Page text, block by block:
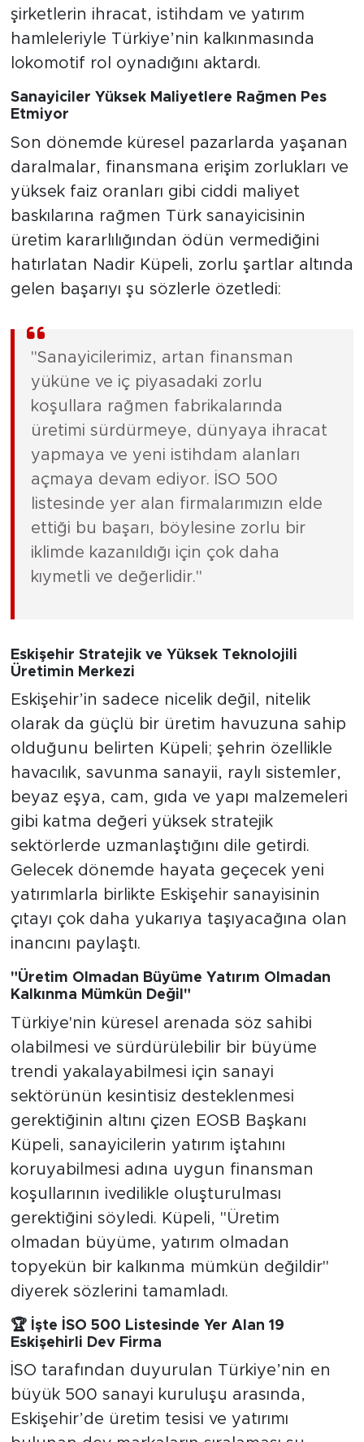
şirketlerin ihracat, istihdam ve yatırım
hamleleriyle Türkiye’nin kalkınmasında
lokomotif rol oynadığını aktardı.
Sanayiciler Yüksek Maliyetlere Rağmen Pes
Etmiyor
Son dönemde küresel pazarlarda yaşanan
daralmalar, finansmana erişim zorlukları ve
yüksek faiz oranları gibi ciddi maliyet
baskılarına rağmen Türk sanayicisinin
üretim kararlılığından ödün vermediğini
hatırlatan Nadir Küpeli, zorlu şartlar altında
gelen başarıyı şu sözlerle özetledi:
"Sanayicilerimiz, artan finansman
yüküne ve iç piyasadaki zorlu
koşullara rağmen fabrikalarında
üretimi sürdürmeye, dünyaya ihracat
yapmaya ve yeni istihdam alanları
açmaya devam ediyor. İSO 500
listesinde yer alan firmalarımızın elde
ettiği bu başarı, böylesine zorlu bir
iklimde kazanıldığı için çok daha
kıymetli ve değerlidir."
Eskişehir Stratejik ve Yüksek Teknolojili
Üretimin Merkezi
Eskişehir’in sadece nicelik değil, nitelik
olarak da güçlü bir üretim havuzuna sahip
olduğunu belirten Küpeli; şehrin özellikle
havacılık, savunma sanayii, raylı sistemler,
beyaz eşya, cam, gıda ve yapı malzemeleri
gibi katma değeri yüksek stratejik
sektörlerde uzmanlaştığını dile getirdi.
Gelecek dönemde hayata geçecek yeni
yatırımlarla birlikte Eskişehir sanayisinin
çıtayı çok daha yukarıya taşıyacağına olan
inancını paylaştı.
"Üretim Olmadan Büyüme Yatırım Olmadan
Kalkınma Mümkün Değil"
Türkiye'nin küresel arenada söz sahibi
olabilmesi ve sürdürülebilir bir büyüme
trendi yakalayabilmesi için sanayi
sektörünün kesintisiz desteklenmesi
gerektiğinin altını çizen EOSB Başkanı
Küpeli, sanayicilerin yatırım iştahını
koruyabilmesi adına uygun finansman
koşullarının ivedilikle oluşturulması
gerektiğini söyledi. Küpeli, "Üretim
olmadan büyüme, yatırım olmadan
topyekün bir kalkınma mümkün değildir"
diyerek sözlerini tamamladı.
🏆 İşte İSO 500 Listesinde Yer Alan 19
Eskişehirli Dev Firma
İSO tarafından duyurulan Türkiye’nin en
büyük 500 sanayi kuruluşu arasında,
Eskişehir’de üretim tesisi ve yatırımı